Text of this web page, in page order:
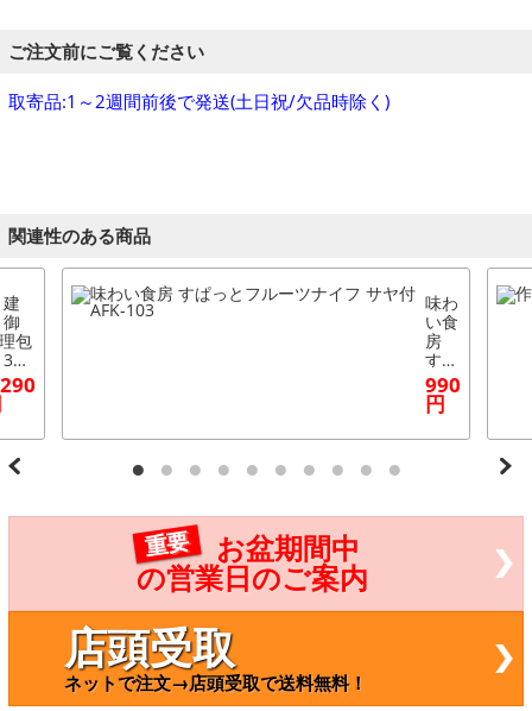
ご注文前にご覧ください
取寄品:1～2週間前後で発送(土日祝/欠品時除く)
関連性のある商品
包
A
味わ
い食
房
すぱ
っと
フル
ーツ
ナイ
FK-1
990
円
重要
お盆期間中
の営業日のご案内
店頭受取
ネットで注文→店頭受取で送料無料！